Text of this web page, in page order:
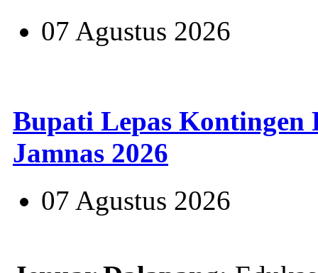
07 Agustus 2026
Bupati Lepas
Jamnas 2026
07 Agustus 2026